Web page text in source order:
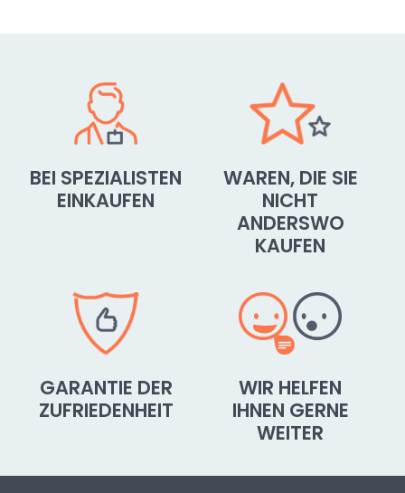
BEI SPEZIALISTEN
EINKAUFEN
WAREN, DIE SIE
NICHT
ANDERSWO
KAUFEN
GARANTIE DER
ZUFRIEDENHEIT
WIR HELFEN
IHNEN GERNE
WEITER